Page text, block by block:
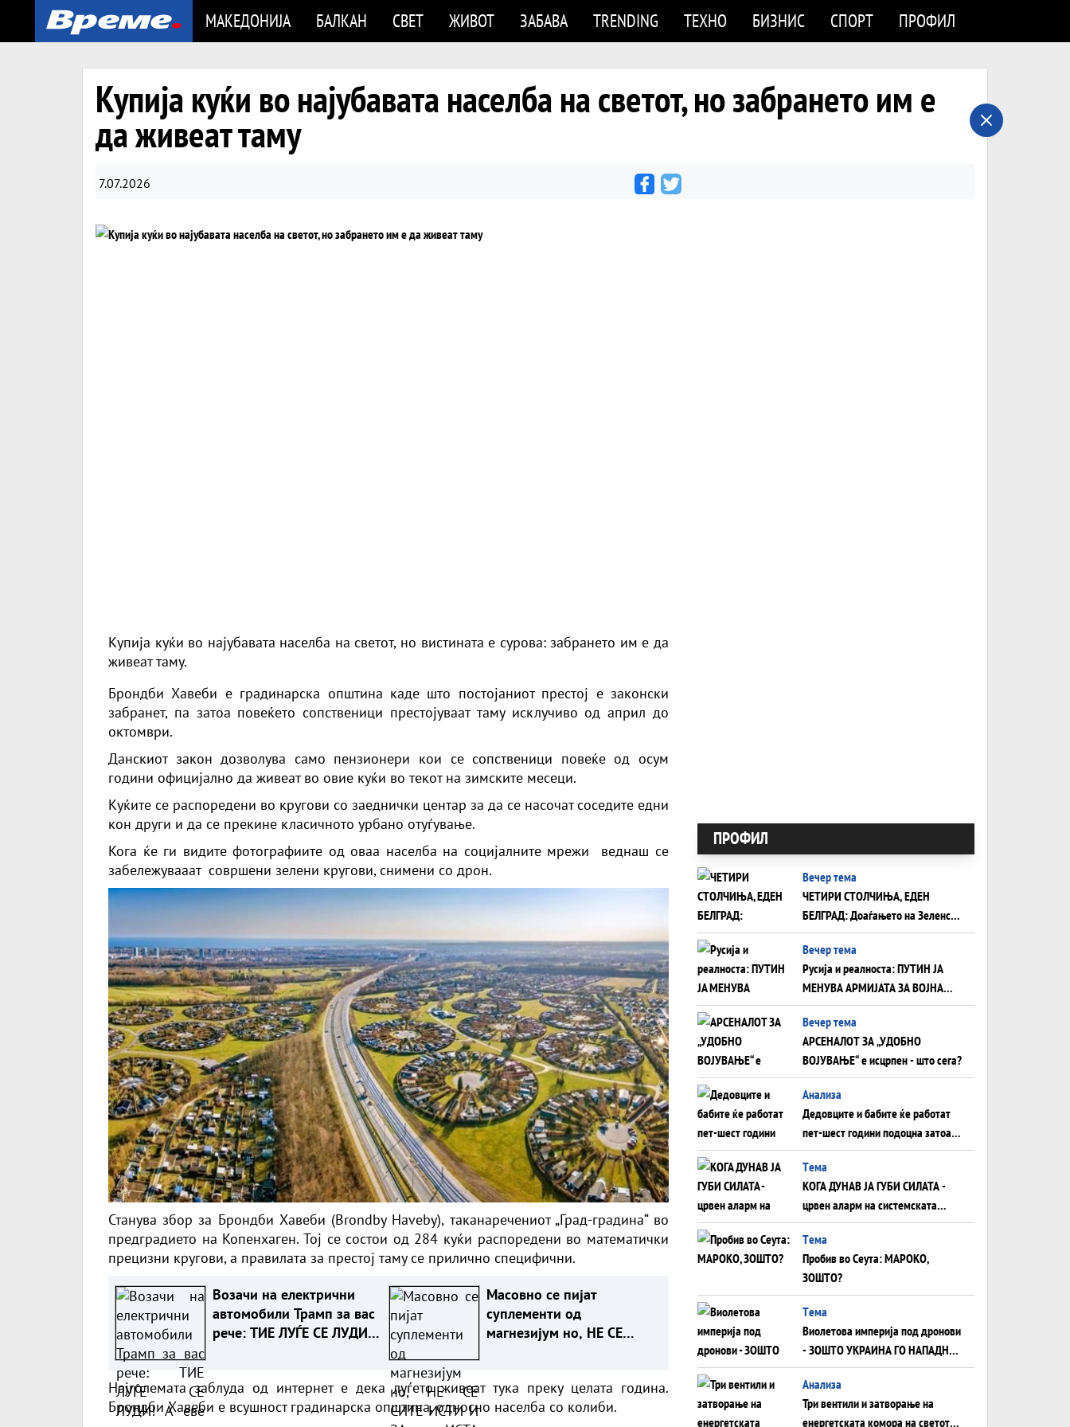
МАКЕДОНИЈА БАЛКАН СВЕТ ЖИВОТ ЗАБАВА TRENDING ТЕХНО БИЗНИС СПОРТ ПРОФИЛ
Купија куќи во најубавата населба на светот, но забрането им е
да живеат таму
7.07.2026
Купија куќи во најубавата населба на светот, но вистината е сурова: забрането им е да
живеат таму.
Брондби Хавеби е градинарска општина каде што постојаниот престој е законски
забранет, па затоа повеќето сопственици престојуваат таму исклучиво од април до
октомври.
Данскиот закон дозволува само пензионери кои се сопственици повеќе од осум
години официјално да живеат во овие куќи во текот на зимските месеци.
Куќите се распоредени во кругови со заеднички центар за да се насочат соседите едни
кон други и да се прекине класичното урбано отуѓување.
Кога ќе ги видите фотографиите од оваа населба на социјалните мрежи веднаш се
забележувааат совршени зелени кругови, снимени со дрон.
Станува збор за Брондби Хавеби (Brondby Haveby), таканаречениот „Град-градина“ во
предградието на Копенхаген. Тој се состои од 284 куќи распоредени во математички
прецизни кругови, а правилата за престој таму се прилично специфични.
Возачи на електрични
автомобили Трамп за вас
рече: ТИЕ ЛУЃЕ СЕ ЛУДИ!
Масовно се пијат
суплементи од
магнезијум но, НЕ СЕ
Најголемата заблуда од интернет е дека луѓето живеат тука преку целата година.
Брондби Хавеби е всушност градинарска општина, односно населба со колиби.
ПРОФИЛ
Вечер тема
ЧЕТИРИ СТОЛЧИЊА, ЕДЕН
БЕЛГРАД: Доаѓањето на Зеленски
ги открива тајните на политиката
на балансирање на Вучиќ
Вечер тема
Русија и реалноста: ПУТИН ЈА
МЕНУВА АРМИЈАТА ЗА ВОЈНА
ШТО ОСТАНУВА БЕЗ ФРОНТ
Вечер тема
АРСЕНАЛОТ ЗА „УДОБНО
ВОЈУВАЊЕ“ е исцрпен - што сега?
Анализа
Дедовците и бабите ќе работат
пет-шест години подоцна затоа
што НЕМААТ ВНУЦИ ДА ГИ
ЗАМЕНАТ
Tема
КОГА ДУНАВ ЈА ГУБИ СИЛАТА -
црвен аларм на системската
плоча од јужна Германија до
Црното Море...
Tема
Пробив во Сеута: МАРОКО,
ЗОШТО?
Tема
Виолетова империја под дронови
- ЗОШТО УКРАИНА ГО НАПАДНА
РУСКИОТ WILDBERRIES
Aнализа
Три вентили и затворање на
енергетската комора на светот: